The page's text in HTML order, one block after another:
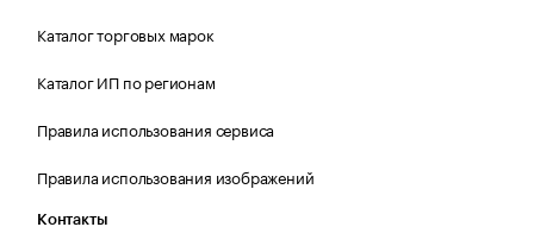
Каталог торговых марок
Каталог ИП по регионам
Правила использования сервиса
Правила использования изображений
Контакты